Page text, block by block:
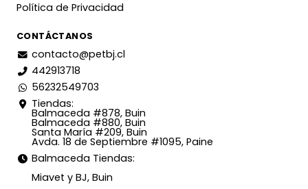
Política de Privacidad
CONTÁCTANOS
contacto@petbj.cl
442913718
56232549703
Tiendas:
Balmaceda #878, Buin
Balmaceda #880, Buin
Santa María #209, Buin
Avda. 18 de Septiembre #1095, Paine
Balmaceda Tiendas:
Miavet y BJ, Buin